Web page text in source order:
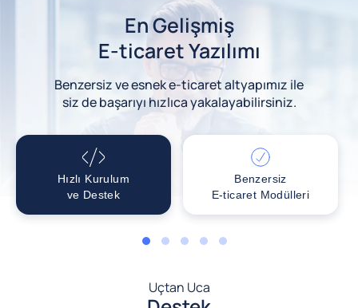
En Gelişmiş
E-ticaret Yazılımı
Benzersiz ve esnek e-ticaret altyapımız ile
siz de başarıyı hızlıca yakalayabilirsiniz.
Hızlı Kurulum
ve Destek
Benzersiz
E-ticaret Modülleri
1 2 3 4 5
Uçtan Uca